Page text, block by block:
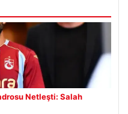
Netleşti: Salah